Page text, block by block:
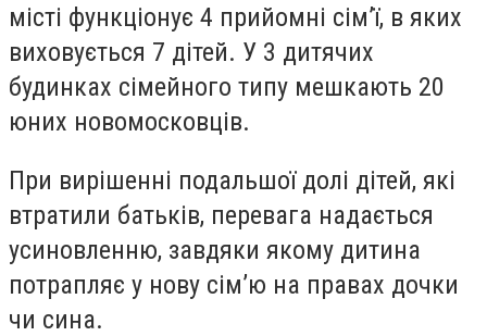
місті функціонує 4 прийомні сім’ї, в яких
виховується 7 дітей. У 3 дитячих
будинках сімейного типу мешкають 20
юних новомосковців.
При вирішенні подальшої долі дітей, які
втратили батьків, перевага надається
усиновленню, завдяки якому дитина
потрапляє у нову сім’ю на правах дочки
чи сина.